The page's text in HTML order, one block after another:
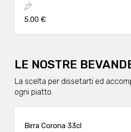
5.00 €
LE NOSTRE
La scelta per dissetarti ed
ogni piatto.
Birra Corona 33cl